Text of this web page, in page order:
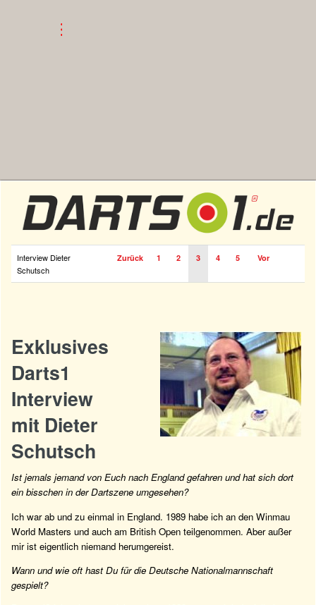
Interview Dieter
Schutsch
Zurück 1 2 3 4 5 Vor
Exklusives
Darts1
Interview
mit Dieter
Schutsch
Ist jemals jemand von Euch nach England gefahren und hat sich dort
ein bisschen in der Dartszene umgesehen?
Ich war ab und zu einmal in England. 1989 habe ich an den Winmau
World Masters und auch am British Open teilgenommen. Aber außer
mir ist eigentlich niemand herumgereist.
Wann und wie oft hast Du für die Deutsche Nationalmannschaft
gespielt?